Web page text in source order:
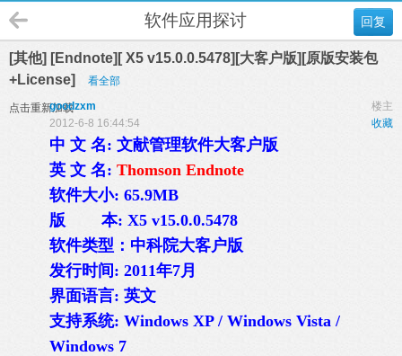
回复
软件应用探讨
[其他] [Endnote][ X5 v15.0.0.5478][大客户版][原版安装包
+License]
看全部
点击重新加载 楼主
goodzxm
收藏
2012-6-8 16:44:54
中 文 名: 文献管理软件大客户版
英 文 名: Thomson Endnote
软件大小: 65.9MB
版 本: X5 v15.0.0.5478
软件类型：中科院大客户版
发行时间: 2011年7月
界面语言: 英文
支持系统: Windows XP / Windows Vista /
Windows 7